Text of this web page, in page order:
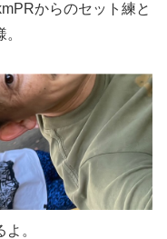
からのセット練と
。